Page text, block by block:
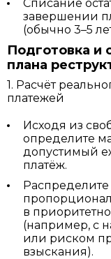
Списание
завершении
(обычно 3–5
Подготовка и
плана
1. Расчёт
платежей
Исходя из
определите
допустимый
платёж.
Распределите
в
(например, с
или риском
взыскания).